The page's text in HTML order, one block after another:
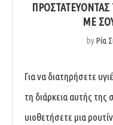
ΜΕ
byΡία
Για να διατηρήσετε
τη διάρκεια αυτής της
υιοθετήσετε μια